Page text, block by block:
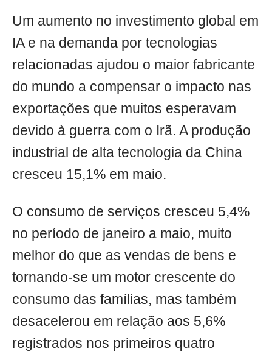
Um aumento no investimento global em
IA e na demanda por tecnologias
relacionadas ajudou o maior fabricante
do mundo a compensar o impacto nas
exportações que muitos esperavam
devido à guerra com o Irã. A produção
industrial de alta tecnologia da China
cresceu 15,1% em maio.
O consumo de serviços cresceu 5,4%
no período de janeiro a maio, muito
melhor do que as vendas de bens e
tornando-se um motor crescente do
consumo das famílias, mas também
desacelerou em relação aos 5,6%
registrados nos primeiros quatro